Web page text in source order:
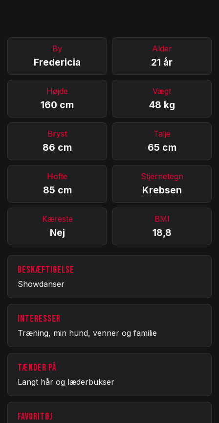
By
Fredericia
Alder
21 år
Højde
160 cm
Vægt
48 kg
Bryst
86 cm
Talje
65 cm
Hofte
85 cm
Stjernetegn
Krebsen
Kæreste
Nej
BMI
18,8
BESKÆFTIGELSE
Showdanser
INTERESSER
Træning, min hund, venner og familie
TÆNDER PÅ
Langt hår og læderbukser
FAVORITØJ